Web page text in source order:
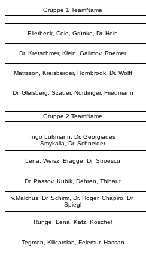
Gruppe 1 TeamName
Ellerbeck, Cole, Grünke, Dr. Hein
Dr. Kretschmer, Klein, Galimov, Roemer
Mattsson, Kreisberger, Hornbrook, Dr. Wolff
Dr. Gleisberg, Szauer, Nördinger, Friedmann
Gruppe 2 TeamName
Ingo Lüßmann, Dr. Georgiades
Smykalla, Dr. Schneider
Lena, Weisz, Bragge, Dr. Stroescu
Dr. Passov, Kubik, Dehren, Thibaut
v.Malchus, Dr. Schirm, Dr. Höger, Chapiro, Dr.
Spiegl
Runge, Lena, Katz, Koschel
Tegmen, Kilicarslan, Felemur, Hassan